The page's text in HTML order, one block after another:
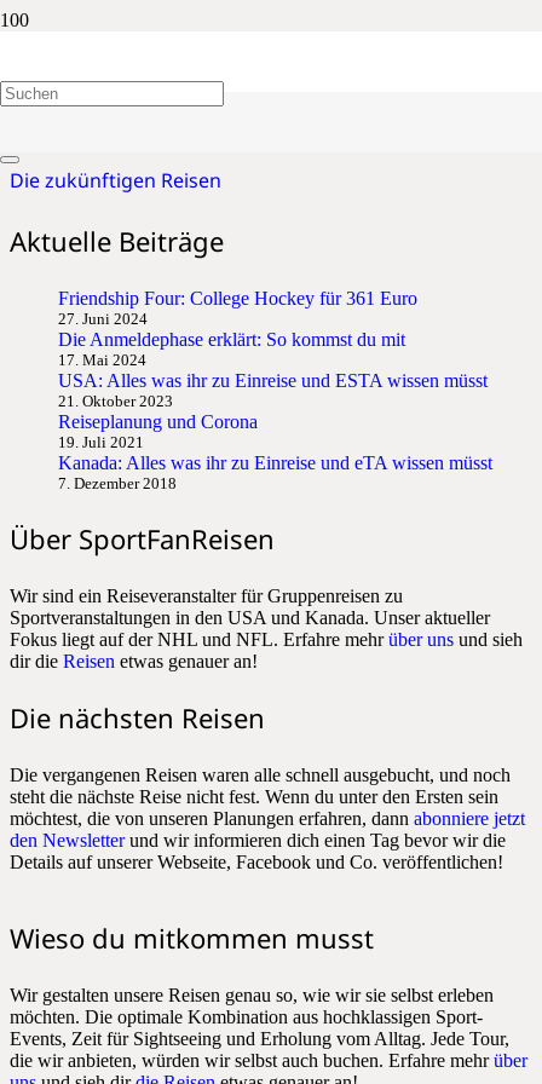
2027
Die zukünftigen Reisen
Aktuelle Beiträge
Friendship Four: College Hockey für 361 Euro
27. Juni 2024
Die Anmeldephase erklärt: So kommst du mit
17. Mai 2024
USA: Alles was ihr zu Einreise und ESTA wissen müsst
21. Oktober 2023
Reiseplanung und Corona
19. Juli 2021
Kanada: Alles was ihr zu Einreise und eTA wissen müsst
7. Dezember 2018
Über SportFanReisen
Wir sind ein Reiseveranstalter für Gruppenreisen zu
Sportveranstaltungen in den USA und Kanada. Unser aktueller
Fokus liegt auf der NHL und NFL. Erfahre mehrüber uns und sieh
dir die Reisen etwas genauer an!
Die nächsten Reisen
Die vergangenen Reisen waren alle schnell ausgebucht, und noch
steht die nächste Reise nicht fest. Wenn du unter den Ersten sein
möchtest, die von unseren Planungen erfahren, dann abonniere jetzt
den Newsletterund wir informieren dich einen Tag bevor wir die
Details auf unserer Webseite, Facebook und Co. veröffentlichen!
Wieso du mitkommen musst
Wir gestalten unsere Reisen genau so, wie wir sie selbst erleben
möchten. Die optimale Kombination aus hochklassigen Sport-
Events, Zeit für Sightseeing und Erholung vom Alltag. Jede Tour,
die wir anbieten, würden wir selbst auch buchen. Erfahre mehrüber